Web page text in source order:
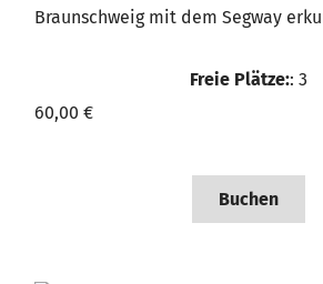
Braunschweig mit dem Segway
Freie Plätze:: 3
60,00 €
Buchen